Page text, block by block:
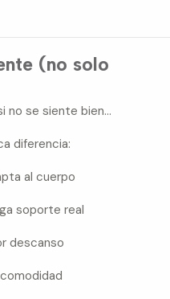
(no solo
no se siente bien…
diferencia:
al cuerpo
soporte real
descanso